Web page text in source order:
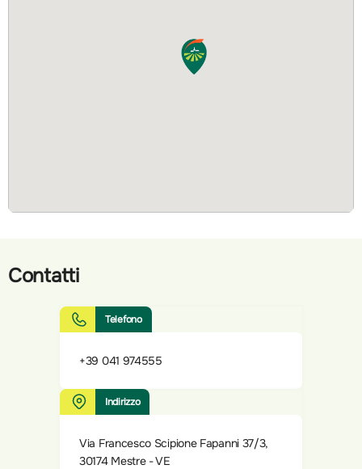
Contatti
Telefono
+39 041 974555
Indirizzo
Via Francesco Scipione Fapanni 37/3,
30174 Mestre - VE